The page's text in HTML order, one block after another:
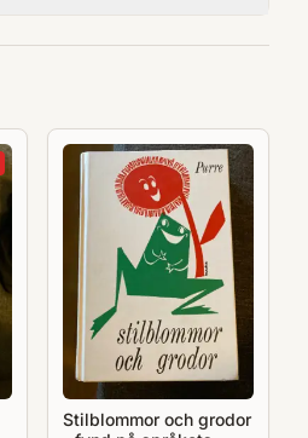
Stilblommor och grodor